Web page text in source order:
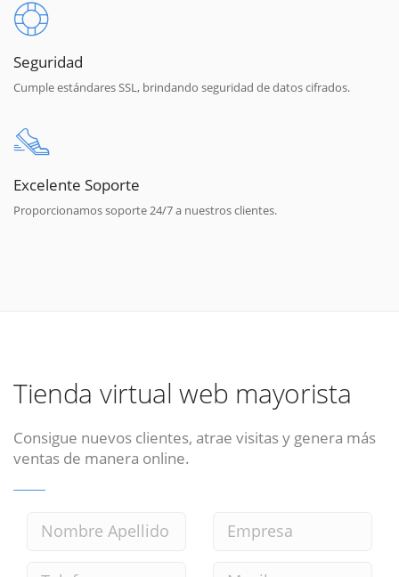
Seguridad
Cumple estándares SSL, brindando seguridad de datos cifrados.
Excelente Soporte
Proporcionamos soporte 24/7 a nuestros clientes.
Tienda virtual web mayorista
Consigue nuevos clientes, atrae visitas y genera más
ventas de manera online.